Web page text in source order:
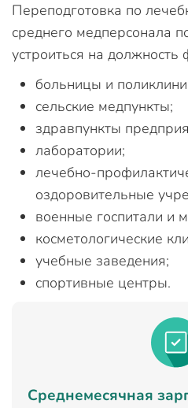
Переподготовка по
среднего медперсонала
устроиться на
больницы и
сельские медпункты;
здравпункты
лаборатории;
лечебно-
оздоровительные
военные госпитали и
косметологические
учебные заведения;
спортивные центры.
Среднемесячная